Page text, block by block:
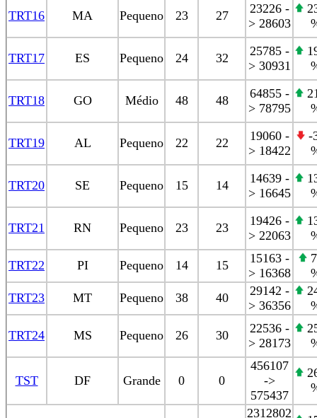
TRT16 MA Pequeno 23 27
23226 -
> 28603
TRT17 ES Pequeno 24 32
25785 -
> 30931
TRT18 GO Médio 48 48
64855 -
> 78795
TRT19 AL Pequeno 22 22
19060 -
> 18422
-
TRT20 SE Pequeno 15 14
14639 -
> 16645
TRT21 RN Pequeno 23 23
19426 -
> 22063
TRT22 PI Pequeno 14 15
15163 -
> 16368
TRT23
MT Pequeno 38 40
29142 -
> 36356
TRT24 MS Pequeno 26 30
22536 -
> 28173
TST DF Grande 0 0
456107
->
575437
2312802